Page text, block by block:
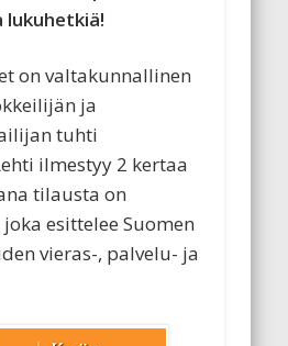
on valtakunnallinen
ja
tuhti
ilmestyy 2 kertaa
tilausta on
joka esittelee Suomen
vieras-, palvelu- ja